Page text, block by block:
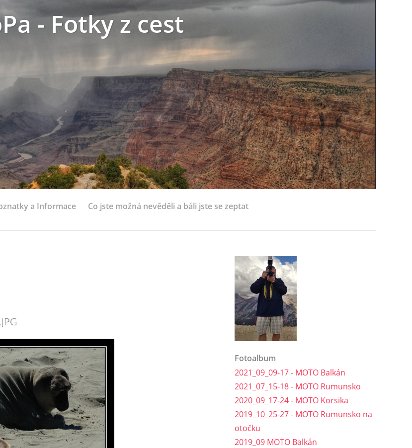
- Fotky z cest
a Informace Co jste možná nevěděli a báli jste se zeptat
Fotoalbum
2021_09_09-17 - MOTO Balkán
2021_07_15-18 - MOTO Rumunsko
2020_09_17-24 - MOTO Korsika
2019_10_25-27 - MOTO Rumunsko na
otočku
2019_09 MOTO Balkán